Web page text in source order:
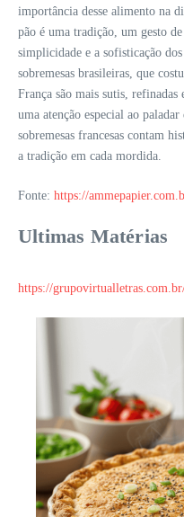
importância desse alimento na
pão é uma tradição, um gesto
simplicidade e a sofisticação
sobremesas brasileiras, que
França são mais sutis,
uma atenção especial ao
sobremesas francesas contam
a tradição em cada mordida.
Fonte: https://
Ultimas Matérias
https://